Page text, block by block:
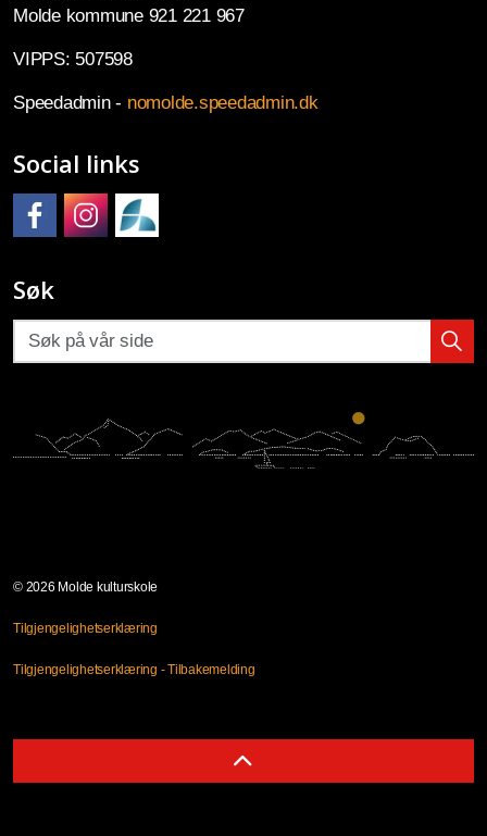
Molde kommune 921 221 967
VIPPS: 507598
Speedadmin - nomolde.speedadmin.dk
Social links
Søk
© 2026 Molde kulturskole
Tilgjengelighetserklæring
Tilgjengelighetserklæring - Tilbakemelding